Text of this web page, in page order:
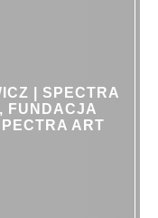
| SPECTRA
FUNDACJA
ART